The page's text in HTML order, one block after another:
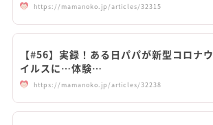
https://mamanoko.jp/articles/32315
【#56】実録！ある日パパが新型コロナウ
イルスに…体験…
https://mamanoko.jp/articles/32238